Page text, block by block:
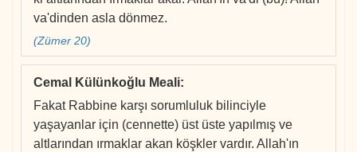
va'dinden asla dönmez.
(Zümer 20)
Cemal Külünkoğlu Meali:
Fakat Rabbine karşı sorumluluk bilinciyle
yaşayanlar için (cennette) üst üste yapılmış ve
altlarından ırmaklar akan köşkler vardır. Allah'ın